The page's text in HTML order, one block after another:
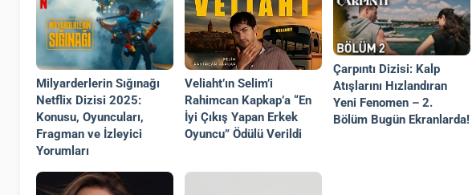
Milyarderlerin Sığınağı
Netflix Dizisi 2025:
Konusu, Oyuncuları,
Fragman ve İzleyici
Yorumları
Veliaht’ın Selim’i
Rahimcan Kapkap’a “En
İyi Çıkış Yapan Erkek
Oyuncu” Ödülü Verildi
Çarpıntı Dizisi: Kalp
Atışlarını Hızlandıran
Yeni Fenomen – 2.
Bölüm Bugün Ekranlarda!